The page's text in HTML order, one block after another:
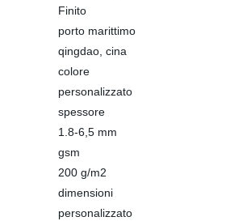
Finito
porto marittimo
qingdao, cina
colore
personalizzato
spessore
1.8-6,5 mm
gsm
200 g/m2
dimensioni
personalizzato